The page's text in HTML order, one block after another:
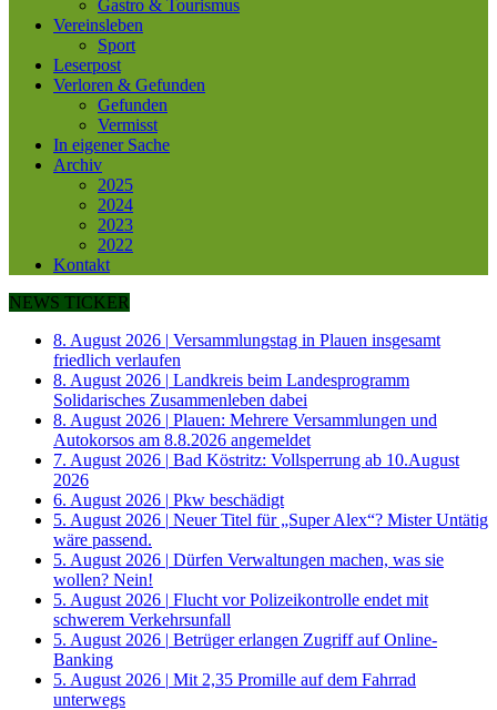
Gastro & Tourismus
Vereinsleben
Sport
Leserpost
Verloren & Gefunden
Gefunden
Vermisst
In eigener Sache
Archiv
2025
2024
2023
2022
Kontakt
NEWS TICKER
8. August 2026 | Versammlungstag in Plauen insgesamt
friedlich verlaufen
8. August 2026 | Landkreis beim Landesprogramm
Solidarisches Zusammenleben dabei
8. August 2026 | Plauen: Mehrere Versammlungen und
Autokorsos am 8.8.2026 angemeldet
7. August 2026 | Bad Köstritz: Vollsperrung ab 10.August
2026
6. August 2026 | Pkw beschädigt
5. August 2026 | Neuer Titel für „Super Alex“? Mister Untätig
wäre passend.
5. August 2026 | Dürfen Verwaltungen machen, was sie
wollen? Nein!
5. August 2026 | Flucht vor Polizeikontrolle endet mit
schwerem Verkehrsunfall
5. August 2026 | Betrüger erlangen Zugriff auf Online-
Banking
5. August 2026 | Mit 2,35 Promille auf dem Fahrrad
unterwegs